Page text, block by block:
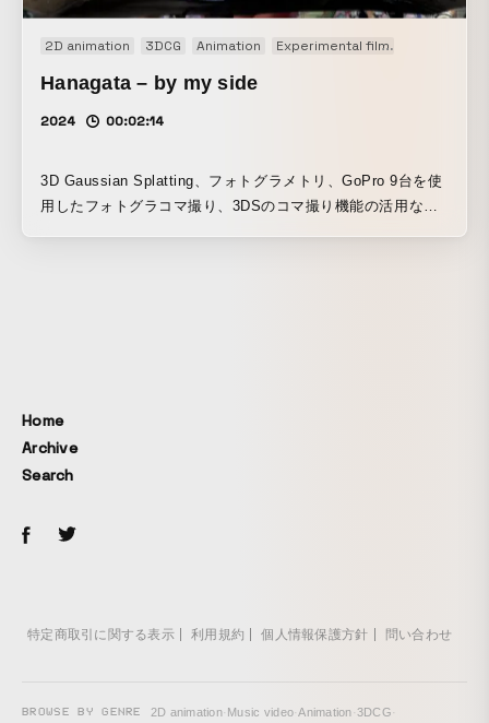
2D animation 3DCG Animation Experimental film
Hanagata – by my side
2024 00:02:14
3D Gaussian Splatting、フォトグラメトリ、GoPro 9台を使
用したフォトグラコマ撮り、3DSのコマ撮り機能の活用な
Home
Archive
Search
特定商取引に関する表示 利用規約 個人情報保護方針 問い合わせ
BROWSE BY GENRE 2D animation· Music video·Animation·3DCG·